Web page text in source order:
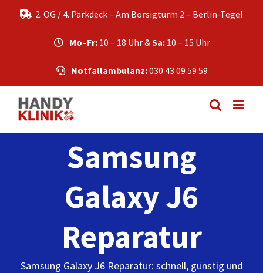
2. OG / 4. Parkdeck – Am Borsigturm 2 – Berlin-Tegel
Mo–Fr:10 – 18 Uhr &Sa:10 – 15 Uhr
Notfallambulanz:030 43 09 59 59
Samsung
Galaxy J6
Reparatur
Samsung Galaxy J6 Reparatur: schnell, günstig und